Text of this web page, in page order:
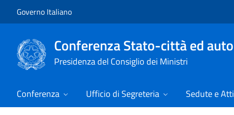
Governo Italiano
Conferenza Stato-città ed
Presidenza del Consiglio dei Ministri
Conferenza Ufficio di Segreteria Sedute e Atti